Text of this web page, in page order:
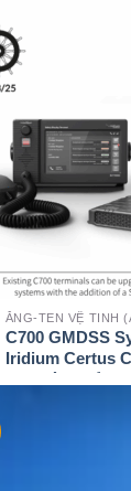
XEM CHI TIẾT
ĂNG-TEN VỆ TINH
C700 GMDSS
Iridium Certus
Cho Tàu Biển